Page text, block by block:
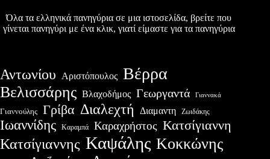
Όλα τα ελληνικά πανηγύρια σε μια ιστοσελίδα, βρείτε που
γίνεται πανηγύρι με ένα κλικ, γιατί είμαστε για τα πανηγύρια
Αντωνίου Αριστόπουλος Βέρρα
Βελισσάρης Βλαχοδήμος Γεωργαντά Γιαννακά
Γιαννούλης Γρίβα Διαλεχτή Διαμαντη Ζωιδάκης
Ιωαννίδης Καραμπά Καραχρήστος Κατσίγιαννη
Κατσίγιαννης Καψάλης Κοκκώνης